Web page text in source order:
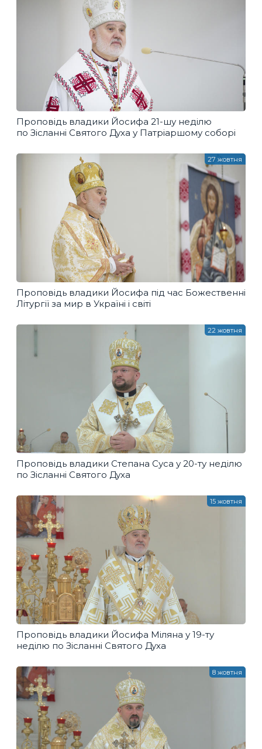
Проповідь владики Йосифа 21-шу неділю
по Зісланні Святого Духа у Патріаршому соборі
Проповідь владики Йосифа під час Божественні
Літургії за мир в Україні і світі
27 жовтня
Проповідь владики Степана Суса у 20-ту неділю
по Зісланні Святого Духа
22 жовтня
Проповідь владики Йосифа Міляна у 19-ту
неділю по Зісланні Святого Духа
15 жовтня
8 жовтня